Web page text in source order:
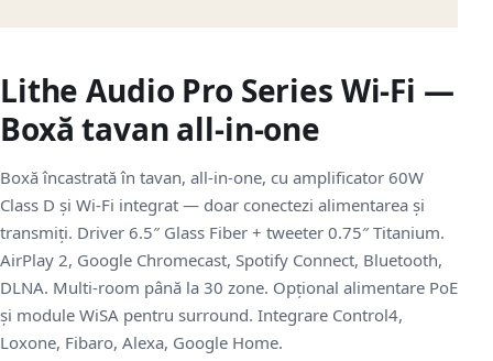
Lithe Audio Pro Series Wi-Fi —
Boxă tavan all-in-one
Boxă încastrată în tavan, all-in-one, cu amplificator 60W
Class D și Wi-Fi integrat — doar conectezi alimentarea și
transmiți. Driver 6.5″ Glass Fiber + tweeter 0.75″ Titanium.
AirPlay 2, Google Chromecast, Spotify Connect, Bluetooth,
DLNA. Multi-room până la 30 zone. Opțional alimentare PoE
și module WiSA pentru surround. Integrare Control4,
Loxone, Fibaro, Alexa, Google Home.